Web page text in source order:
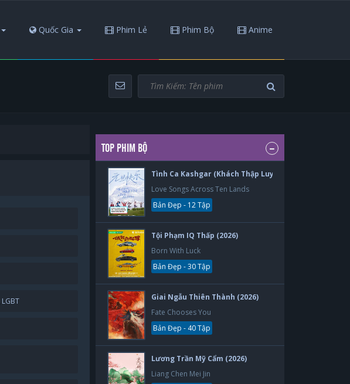
Quốc Gia Phim Lẻ Phim Bộ Anime
LGBT
TOP PHIM BỘ
Tình Ca Kashgar (Khách Thập Luyến Ca) (2026)
Love Songs Across Ten Lands
Bản Đẹp - 12 Tập
Tội Phạm IQ Thấp (2026)
Born With Luck
Bản Đẹp - 30 Tập
Giai Ngẫu Thiên Thành (2026)
Fate Chooses You
Bản Đẹp - 40 Tập
Lương Trần Mỹ Cẩm (2026)
Liang Chen Mei Jin